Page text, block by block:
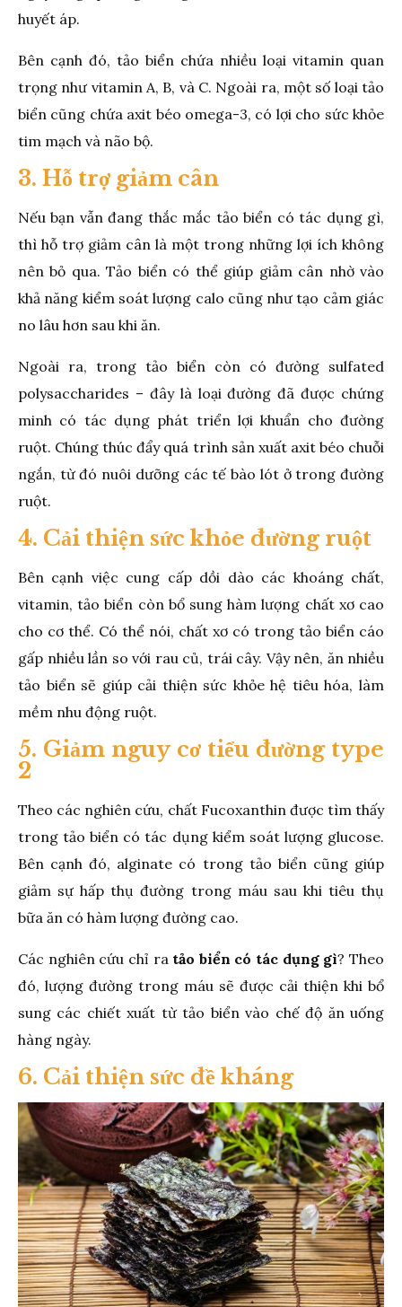
huyết áp.
Bên cạnh đó, tảo biển chứa nhiều loại vitamin quan
trọng như vitamin A, B, và C. Ngoài ra, một số loại tảo
biển cũng chứa axit béo omega-3, có lợi cho sức khỏe
tim mạch và não bộ.
3. Hỗ trợ giảm cân
Nếu bạn vẫn đang thắc mắc tảo biển có tác dụng gì,
thì hỗ trợ giảm cân là một trong những lợi ích không
nên bỏ qua. Tảo biển có thể giúp giảm cân nhờ vào
khả năng kiểm soát lượng calo cũng như tạo cảm giác
no lâu hơn sau khi ăn.
Ngoài ra, trong tảo biển còn có đường sulfated
polysaccharides – đây là loại đường đã được chứng
minh có tác dụng phát triển lợi khuẩn cho đường
ruột. Chúng thúc đẩy quá trình sản xuất axit béo chuỗi
ngắn, từ đó nuôi dưỡng các tế bào lót ở trong đường
ruột.
4. Cải thiện sức khỏe đường ruột
Bên cạnh việc cung cấp dồi dào các khoáng chất,
vitamin, tảo biển còn bổ sung hàm lượng chất xơ cao
cho cơ thể. Có thể nói, chất xơ có trong tảo biển cáo
gấp nhiều lần so với rau củ, trái cây. Vậy nên, ăn nhiều
tảo biển sẽ giúp cải thiện sức khỏe hệ tiêu hóa, làm
mềm nhu động ruột.
5. Giảm nguy cơ tiểu đường type
2
Theo các nghiên cứu, chất Fucoxanthin được tìm thấy
trong tảo biển có tác dụng kiểm soát lượng glucose.
Bên cạnh đó, alginate có trong tảo biển cũng giúp
giảm sự hấp thụ đường trong máu sau khi tiêu thụ
bữa ăn có hàm lượng đường cao.
Các nghiên cứu chỉ ra tảo biển có tác dụng gì? Theo
đó, lượng đường trong máu sẽ được cải thiện khi bổ
sung các chiết xuất từ tảo biển vào chế độ ăn uống
hàng ngày.
6. Cải thiện sức đề kháng